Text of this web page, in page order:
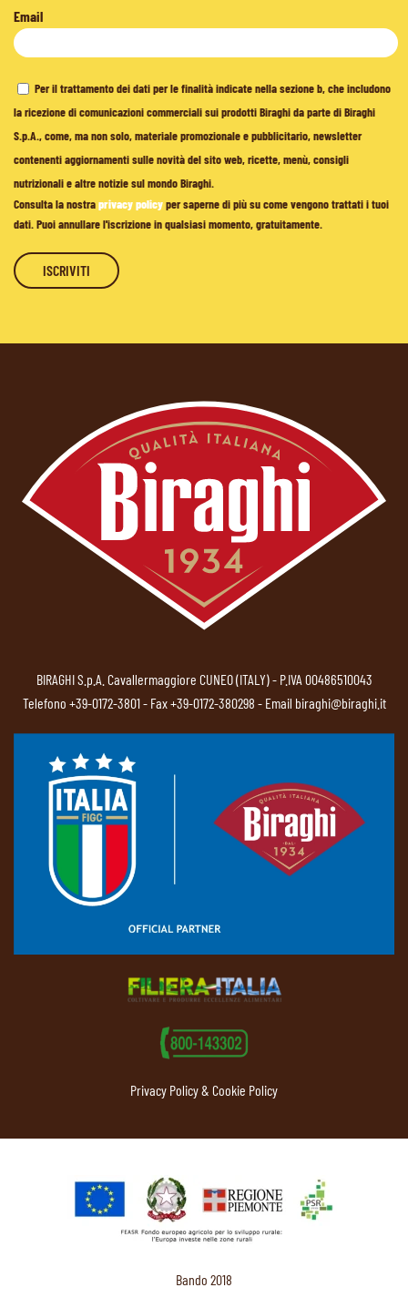
Email
Per il trattamento dei dati per le finalità indicate nella sezione b, che includono
la ricezione di comunicazioni commerciali sui prodotti Biraghi da parte di Biraghi
S.p.A., come, ma non solo, materiale promozionale e pubblicitario, newsletter
contenenti aggiornamenti sulle novità del sito web, ricette, menù, consigli
nutrizionali e altre notizie sul mondo Biraghi.
Consulta la nostraprivacy policyper saperne di più su come vengono trattati i tuoi
dati. Puoi annullare l'iscrizione in qualsiasi momento, gratuitamente.
BIRAGHI S.p.A. Cavallermaggiore CUNEO (ITALY) - P.IVA 00486510043
Telefono +39-0172-3801- Fax +39-0172-380298 - Email biraghi@biraghi.it
Privacy Policy & Cookie Policy
Bando 2018